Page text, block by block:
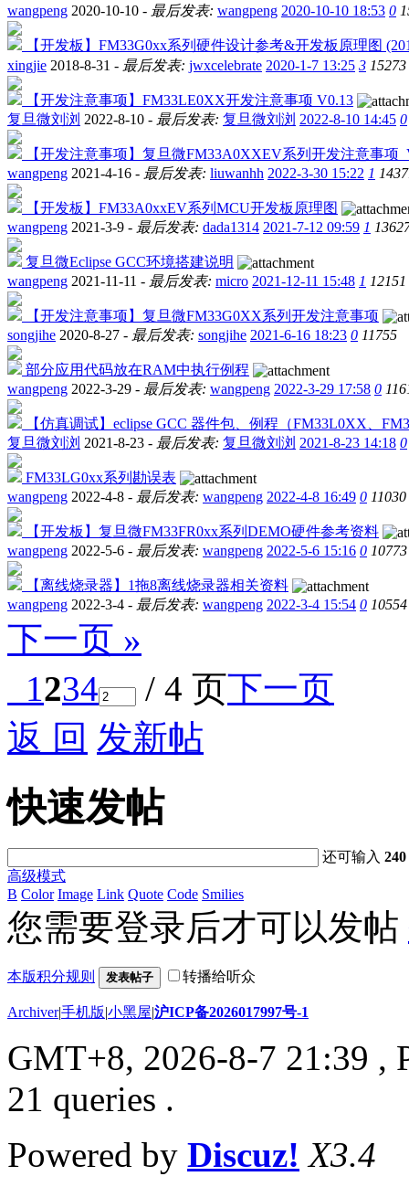
wangpeng 2020-10-10 - 最后发表: wangpeng 2020-10-10 18:53 0
【开发板】FM33G0xx系列硬件设计参考&开发板原理图
xingjie 2018-8-31 - 最后发表: jwxcelebrate 2020-1-7 13:25 3 15273
【开发注意事项】FM33LE0XX开发注意事项 V0.13
复旦微刘浏 2022-8-10 - 最后发表: 复旦微刘浏 2022-8-10 14:45 0
【开发注意事项】复旦微FM33A0XXEV系列开发注意事项
wangpeng 2021-4-16 - 最后发表: liuwanhh 2022-3-30 15:22 1
【开发板】FM33A0xxEV系列MCU开发板原理图
wangpeng 2021-3-9 - 最后发表: dada1314 2021-7-12 09:59 1
复旦微Eclipse GCC环境搭建说明
wangpeng 2021-11-11 - 最后发表: micro 2021-12-11 15:48 1 12151
【开发注意事项】复旦微FM33G0XX系列开发注意事项
songjihe 2020-8-27 - 最后发表: songjihe 2021-6-16 18:23 0 11755
部分应用代码放在RAM中执行例程
wangpeng 2022-3-29 - 最后发表: wangpeng 2022-3-29 17:58 0
【仿真调试】eclipse GCC 器件包、例程（FM33L0XX、
复旦微刘浏 2021-8-23 - 最后发表: 复旦微刘浏 2021-8-23 14:18 0
FM33LG0xx系列勘误表
wangpeng 2022-4-8 - 最后发表: wangpeng 2022-4-8 16:49 0 11030
【开发板】复旦微FM33FR0xx系列DEMO硬件参考资料
wangpeng 2022-5-6 - 最后发表: wangpeng 2022-5-6 15:16 0 10773
【离线烧录器】1拖8离线烧录器相关资料
wangpeng 2022-3-4 - 最后发表: wangpeng 2022-3-4 15:54 0 10554
下一页 »
1234 / 4 页下一页
返 回 发新帖
快速发帖
还可输入240
高级模式
B Color Image Link Quote Code Smilies
您需要登录后才可以发帖
本版积分规则 发表帖子 转播给听众
Archiver|手机版|小黑屋|沪ICP备2026017997号-1
GMT+8, 2026-8-7 21:39 ,
21 queries .
Powered by Discuz! X3.4